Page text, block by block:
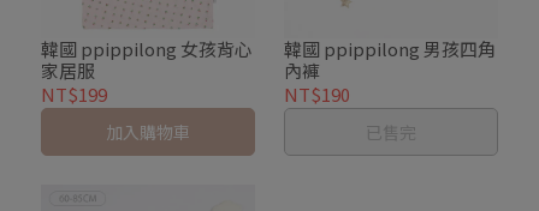
韓國 ppippilong 女孩背心
家居服
NT$199
加入購物車
韓國 ppippilong 男孩四角
內褲
NT$190
已售完